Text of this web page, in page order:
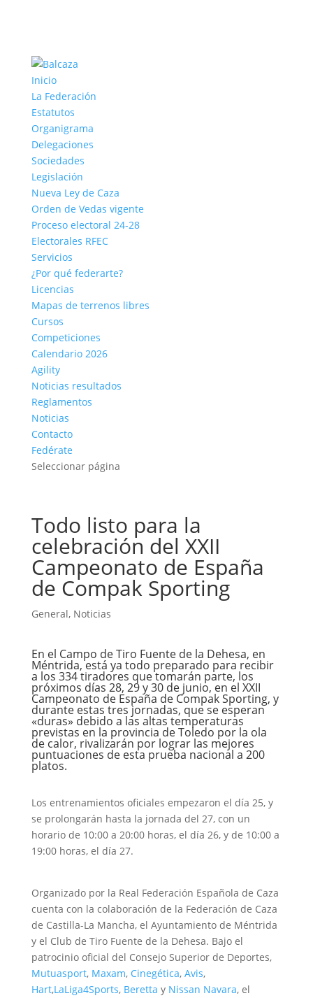
Inicio
La Federación
Estatutos
Organigrama
Delegaciones
Sociedades
Legislación
Nueva Ley de Caza
Orden de Vedas vigente
Proceso electoral 24-28
Electorales RFEC
Servicios
¿Por qué federarte?
Licencias
Mapas de terrenos libres
Cursos
Competiciones
Calendario 2026
Agility
Noticias resultados
Reglamentos
Noticias
Contacto
Fedérate
Seleccionar página
Todo listo para la
celebración del XXII
Campeonato de España
de Compak Sporting
General, Noticias
En el Campo de Tiro Fuente de la Dehesa, en
Méntrida, está ya todo preparado para recibir
a los 334 tiradores que tomarán parte, los
próximos días 28, 29 y 30 de junio, en el XXII
Campeonato de España de Compak Sporting, y
durante estas tres jornadas, que se esperan
«duras» debido a las altas temperaturas
previstas en la provincia de Toledo por la ola
de calor, rivalizarán por lograr las mejores
puntuaciones de esta prueba nacional a 200
platos.
Los entrenamientos oficiales empezaron el día 25, y
se prolongarán hasta la jornada del 27, con un
horario de 10:00 a 20:00 horas, el día 26, y de 10:00 a
19:00 horas, el día 27.
Organizado por la Real Federación Española de Caza
cuenta con la colaboración de la Federación de Caza
de Castilla-La Mancha, el Ayuntamiento de Méntrida
y el Club de Tiro Fuente de la Dehesa. Bajo el
patrocinio oficial del Consejo Superior de Deportes,
Mutuasport, Maxam, Cinegética, Avis,
Hart,LaLiga4Sports, Beretta y Nissan Navara, el